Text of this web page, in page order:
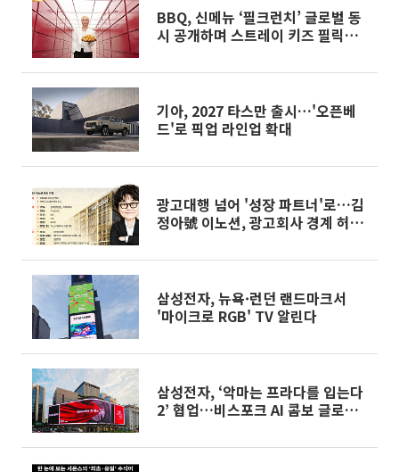
BBQ, 신메뉴 ‘필크런치’ 글로벌 동
시 공개하며 스트레이 키즈 필릭스
기아, 2027 타스만 출시…'오픈베
드'로 픽업 라인업 확대
광고대행 넘어 '성장 파트너'로…김
정아號 이노션, 광고회사 경계 허문
삼성전자, 뉴욕·런던 랜드마크서
'마이크로 RGB' TV 알린다
삼성전자, ‘악마는 프라다를 입는다
2’ 협업…비스포크 AI 콤보 글로벌